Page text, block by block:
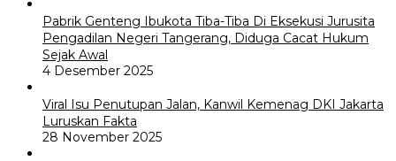
Pabrik Genteng Ibukota Tiba-Tiba Di Eksekusi Jurusita
Pengadilan Negeri Tangerang, Diduga Cacat Hukum
Sejak Awal
4 Desember 2025
Viral Isu Penutupan Jalan, Kanwil Kemenag DKI Jakarta
Luruskan Fakta
28 November 2025